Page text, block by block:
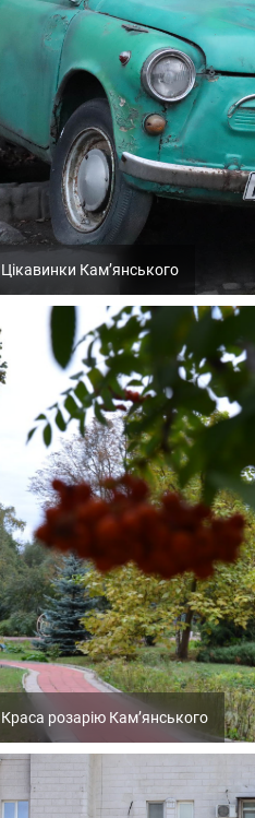
Цікавинки Кам’янського
Краса розарію Кам’янського